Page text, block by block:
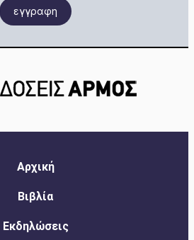
εγγραφη
Αρχική
Βιβλία
Εκδηλώσεις